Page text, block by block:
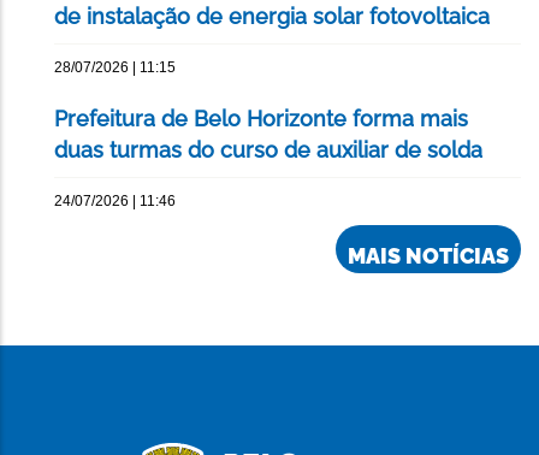
de instalação de energia solar fotovoltaica
28/07/2026 | 11:15
Prefeitura de Belo Horizonte forma mais
duas turmas do curso de auxiliar de solda
24/07/2026 | 11:46
MAIS NOTÍCIAS